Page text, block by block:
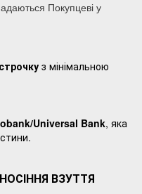
Покупцеві у
з мінімальною
Universal Bank, яка
ВЗУТТЯ